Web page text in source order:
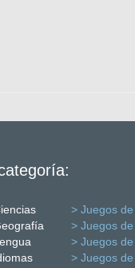
> Juegos de
> Juegos de
> Juegos de
> Juegos de